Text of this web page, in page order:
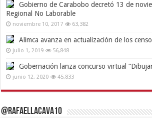
Gobierno de Carabobo decretó 13 de
Regional No Laborable
noviembre 10, 2017 63,382
Alimca avanza en actualización de los
julio 1, 2019 56,848
Gobernación lanza concurso virtual
junio 12, 2020 45,833
@RafaelLacava10